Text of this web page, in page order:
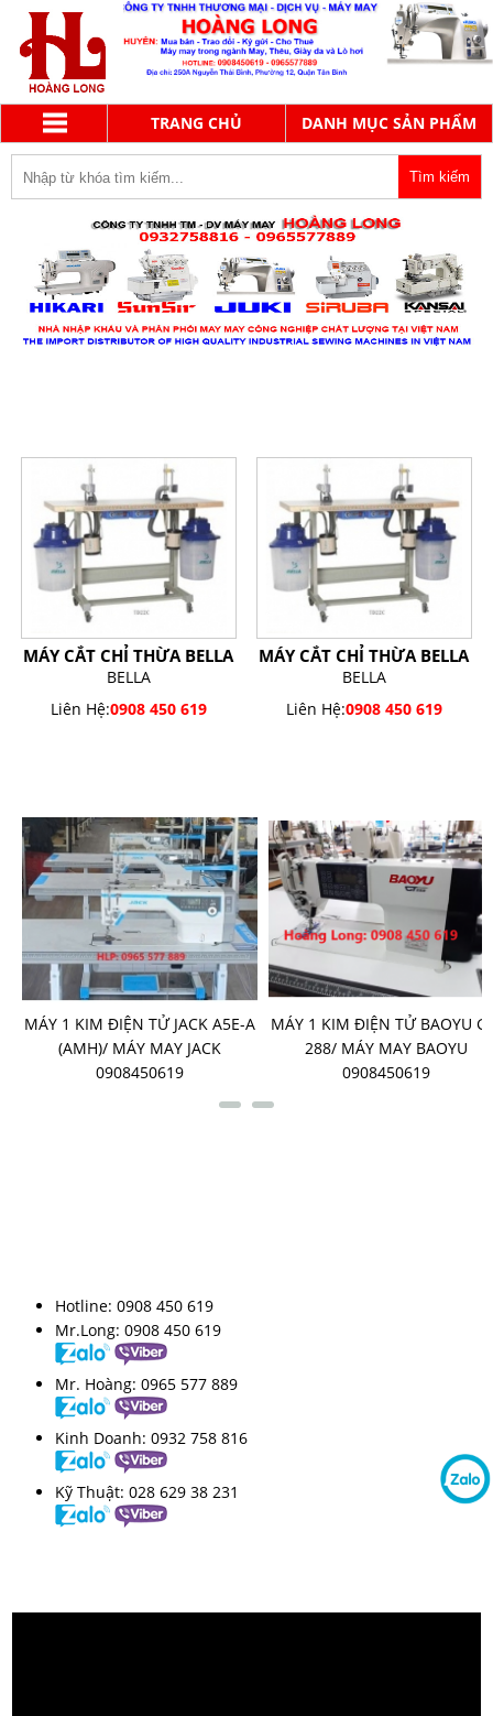
TRANG CHỦ DANH MỤC SẢN PHẨM
MÁY CẮT CHỈ THỪA BELLA
BELLA
Liên Hệ:0908 450 619
MÁY CẮT CHỈ THỪA BELLA
BELLA
Liên Hệ:0908 450 619
MÁY 1 KIM ĐIỆN TỬ JACK A5E-A
(AMH)/ MÁY MAY JACK
0908450619
MÁY 1 KIM ĐIỆN TỬ BAOYU
288/ MÁY MAY BAOYU
0908450619
Hotline: 0908 450 619
Mr.Long: 0908 450 619
Mr. Hoàng: 0965 577 889
Kinh Doanh: 0932 758 816
Kỹ Thuật: 028 629 38 231